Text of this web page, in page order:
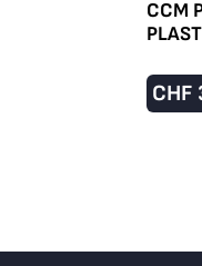
CCM
CHF